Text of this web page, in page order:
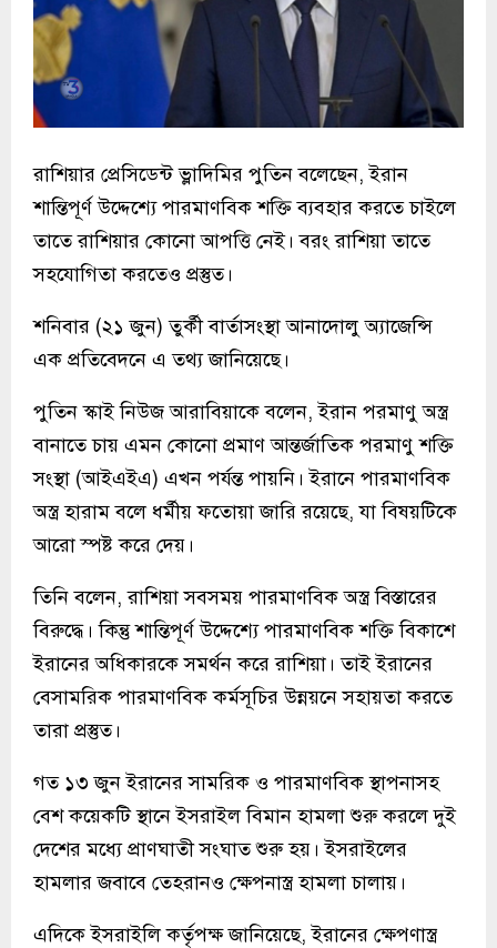
রাশিয়ার প্রেসিডেন্ট ভ্লাদিমির পুতিন বলেছেন, ইরান
শান্তিপূর্ণ উদ্দেশ্যে পারমাণবিক শক্তি ব্যবহার করতে চাইলে
তাতে রাশিয়ার কোনো আপত্তি নেই। বরং রাশিয়া তাতে
সহযোগিতা করতেও প্রস্তুত।
শনিবার (২১ জুন) তুর্কী বার্তাসংস্থা আনাদোলু অ্যাজেন্সি
এক প্রতিবেদনে এ তথ্য জানিয়েছে।
পুতিন স্কাই নিউজ আরাবিয়াকে বলেন, ইরান পরমাণু অস্ত্র
বানাতে চায় এমন কোনো প্রমাণ আন্তর্জাতিক পরমাণু শক্তি
সংস্থা (আইএইএ) এখন পর্যন্ত পায়নি। ইরানে পারমাণবিক
অস্ত্র হারাম বলে ধর্মীয় ফতোয়া জারি রয়েছে, যা বিষয়টিকে
আরো স্পষ্ট করে দেয়।
তিনি বলেন, রাশিয়া সবসময় পারমাণবিক অস্ত্র বিস্তারের
বিরুদ্ধে। কিন্তু শান্তিপূর্ণ উদ্দেশ্যে পারমাণবিক শক্তি বিকাশে
ইরানের অধিকারকে সমর্থন করে রাশিয়া। তাই ইরানের
বেসামরিক পারমাণবিক কর্মসূচির উন্নয়নে সহায়তা করতে
তারা প্রস্তুত।
গত ১৩ জুন ইরানের সামরিক ও পারমাণবিক স্থাপনাসহ
বেশ কয়েকটি স্থানে ইসরাইল বিমান হামলা শুরু করলে দুই
দেশের মধ্যে প্রাণঘাতী সংঘাত শুরু হয়। ইসরাইলের
হামলার জবাবে তেহরানও ক্ষেপনাস্ত্র হামলা চালায়।
এদিকে ইসরাইলি কর্তৃপক্ষ জানিয়েছে, ইরানের ক্ষেপণাস্ত্র